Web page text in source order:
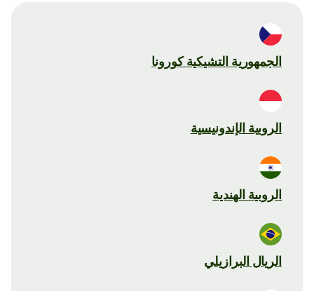
الجمهورية التشيكية كورونا
الروبية الإندونيسية
الروبية الهندية
الريال البرازيلي